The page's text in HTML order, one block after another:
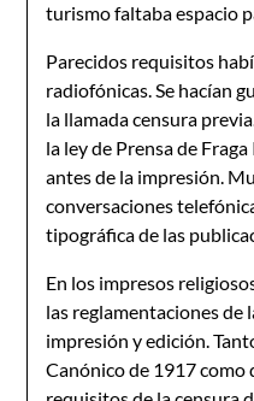
turismo faltaba espacio
Parecidos requisitos
radiofónicas. Se hacían
la llamada censura
la ley de Prensa de
antes de la impresión.
conversaciones
tipográfica de las
En los impresos
las reglamentaciones de
impresión y edición.
Canónico de 1917 como